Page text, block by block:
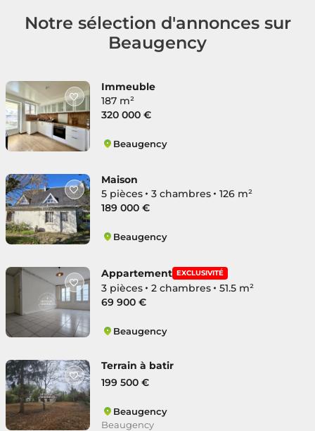
Notre sélection d'annonces sur
Beaugency
Immeuble
187 m²
320 000 €
Beaugency
Maison
5 pièces
3 chambres
126 m²
189 000 €
Beaugency
Appartement EXCLUSIVITÉ
3 pièces 2 chambres
51.5 m²
69 900 €
Beaugency
Terrain à batir
199 500 €
Beaugency
Beaugency